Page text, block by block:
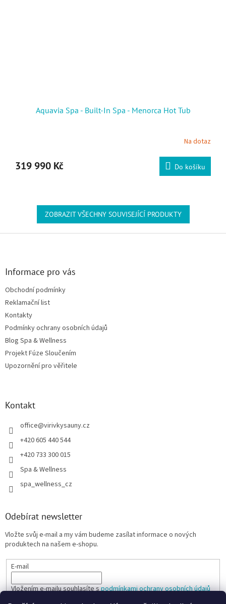
Aquavia Spa - Built-In Spa - Menorca Hot Tub
Na dotaz
319 990 Kč Do košíku
ZOBRAZIT VŠECHNY SOUVISEJÍCÍ PRODUKTY
Zápatí
Informace pro vás
Obchodní podmínky
Reklamační list
Kontakty
Podmínky ochrany osobních údajů
Blog Spa & Wellness
Projekt Fúze Sloučením
Upozornění pro věřitele
Kontakt
office@virivkysauny.cz
+420 605 440 544
+420 733 300 015
Spa & Wellness
spa_wellness_cz
Odebírat newsletter
Vložte svůj e-mail a my vám budeme zasílat informace o nových
produktech na našem e-shopu.
E-mail
Vložením e-mailu souhlasíte spodmínkami ochrany osobních údajů